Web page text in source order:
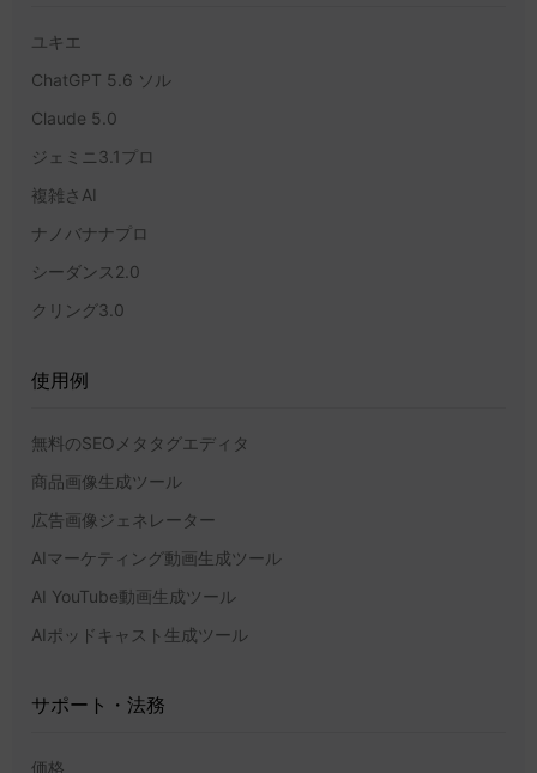
ユキエ
ChatGPT 5.6 ソル
Claude 5.0
ジェミニ3.1プロ
複雑さAI
ナノバナナプロ
シーダンス2.0
クリング3.0
使用例
無料のSEOメタタグエディタ
商品画像生成ツール
広告画像ジェネレーター
AIマーケティング動画生成ツール
AI YouTube動画生成ツール
AIポッドキャスト生成ツール
サポート・法務
価格